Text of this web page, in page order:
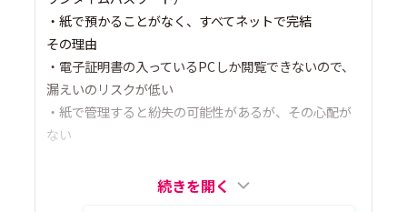
・紙で預かることがなく、すべてネットで完結
その理由
・電子証明書の入っているPCしか閲覧できないので、
漏えいのリスクが低い
・紙で管理すると紛失の可能性があるが、その心配が
ない
続きを開く